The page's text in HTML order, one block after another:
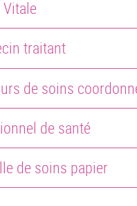
traitant
de soins
de santé
de soins papier